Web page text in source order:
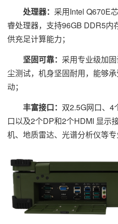
处理器： 采用Intel Q670E
睿处理器，支持96GB DDR5内
供充足计算能力；
坚固可靠： 采用专业级加
尘测试，机身坚固耐用，能够
动；
丰富接口： 双2.5G网口、4
口以及2个DP和2个HDMI 显示
机、地质雷达、光谱分析仪等专